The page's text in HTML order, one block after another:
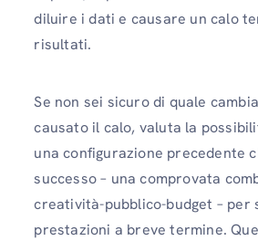
diluire i dati e causare un calo
risultati.
Se non sei sicuro di quale
causato il calo, valuta la
una configurazione precedente
successo – una comprovata
creatività-pubblico-budget – per
prestazioni a breve termine.